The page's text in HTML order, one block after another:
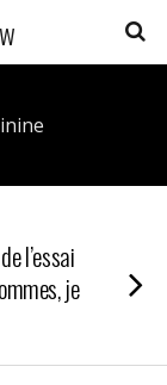
l’essai
je